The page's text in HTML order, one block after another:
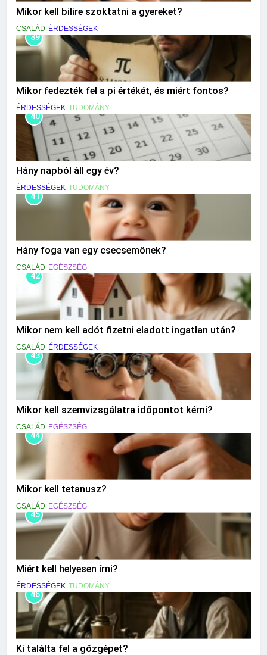
Mikor kell bilire szoktatni a gyereket?
CSALÁD ÉRDESSÉGEK
39
Mikor fedezték fel a pi értékét, és miért fontos?
ÉRDESSÉGEK TUDOMÁNY
40
Hány napból áll egy év?
ÉRDESSÉGEK TUDOMÁNY
41
Hány foga van egy csecsemőnek?
CSALÁD EGÉSZSÉG
42
Mikor nem kell adót fizetni eladott ingatlan után?
CSALÁD ÉRDESSÉGEK
43
Mikor kell szemvizsgálatra időpontot kérni?
CSALÁD EGÉSZSÉG
44
Mikor kell tetanusz?
CSALÁD EGÉSZSÉG
45
Miért kell helyesen írni?
ÉRDESSÉGEK TUDOMÁNY
46
Ki találta fel a gőzgépet?